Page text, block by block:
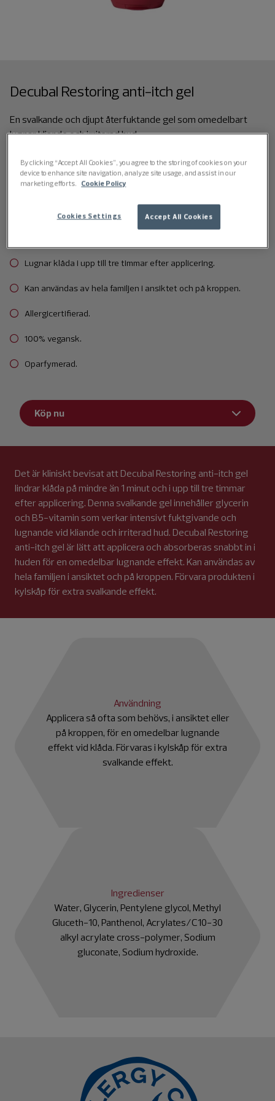
Decubal Restoring anti-itch gel
En svalkande och djupt återfuktande gel som omedelbart
lugnar kliande och irriterad hud.
irriterad hud.
Lugnar klåda i upp till tre timmar efter applicering.
Kan användas av hela familjen i ansiktet och på kroppen.
Allergicertifierad.
100% vegansk.
Oparfymerad.
Köp nu
Det är kliniskt bevisat att Decubal Restoring anti-itch gel
lindrar klåda på mindre än 1 minut och i upp till tre timmar
efter applicering. Denna svalkande gel innehåller glycerin
och B5-vitamin som verkar intensivt fuktgivande och
lugnande vid kliande och irriterad hud. Decubal Restoring
anti-itch gel är lätt att applicera och absorberas snabbt in i
huden för en omedelbar lugnande effekt. Kan användas av
hela familjen i ansiktet och på kroppen. Förvara produkten i
kylskåp för extra svalkande effekt.
Användning
Applicera så ofta som behövs, i ansiktet eller
på kroppen, för en omedelbar lugnande
effekt vid klåda. Förvaras i kylskåp för extra
svalkande effekt.
Ingredienser
Water, Glycerin, Pentylene glycol, Methyl
Gluceth-10, Panthenol, Acrylates/C10-30
alkyl acrylate cross-polymer, Sodium
gluconate, Sodium hydroxide.
By clicking “Accept All Cookies”, you agree to the storing of cookies on your
device to enhance site navigation, analyze site usage, and assist in our
marketing efforts.
Cookie Policy
Accept All Cookies
Cookies Settings